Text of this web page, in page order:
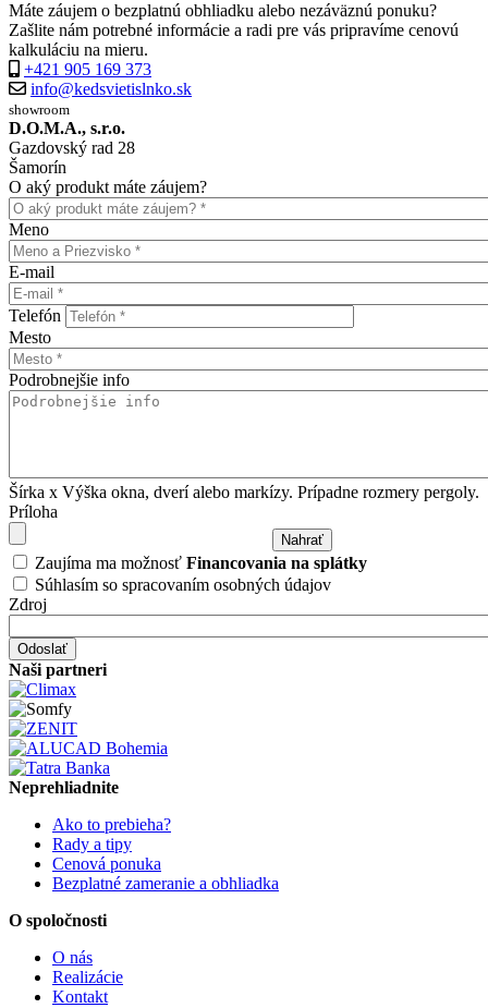
Máte záujem o bezplatnú obhliadku alebo nezáväznú ponuku?
Zašlite nám potrebné informácie a radi pre vás pripravíme cenovú
kalkuláciu na mieru.
+421 905 169 373
info@kedsvietislnko.sk
showroom
D.O.M.A., s.r.o.
Gazdovský rad 28
Šamorín
O aký produkt máte záujem?
Meno
E-mail
Telefón
Mesto
Podrobnejšie info
Šírka x Výška okna, dverí alebo markízy. Prípadne rozmery pergoly.
Príloha
Zaujíma ma možnosť Financovania na splátky
Súhlasím so spracovaním osobných údajov
Zdroj
Naši partneri
Neprehliadnite
Ako to prebieha?
Rady a tipy
Cenová ponuka
Bezplatné zameranie a obhliadka
O spoločnosti
O nás
Realizácie
Kontakt